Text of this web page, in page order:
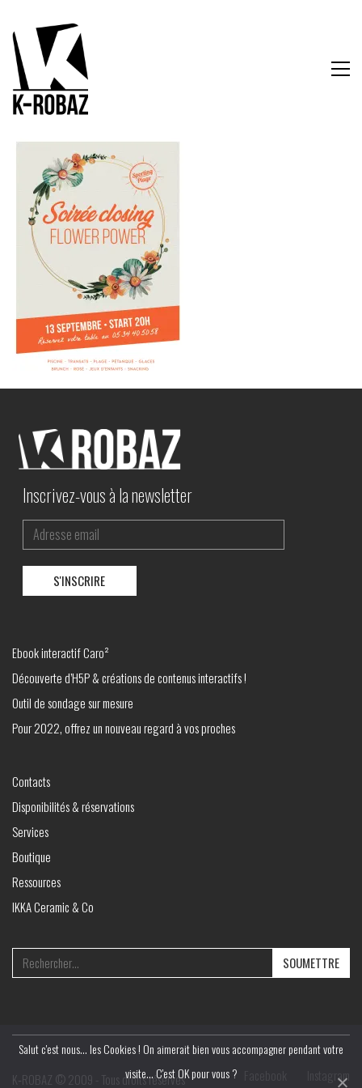
Inscrivez-vous à la newsletter
Ebook interactif Caro²
Découverte d’H5P & créations de contenus interactifs !
Outil de sondage sur mesure
Pour 2022, offrez un nouveau regard à vos proches
Contacts
Disponibilités & réservations
Services
Boutique
Ressources
IKKA Ceramic & Co
Search
for:
Instagram
K‑ROBAZ © 2009 - Tous droits réservés
Salut c'est nous... les Cookies ! On aimerait bien vous accompagner pendant votre
visite... C'est OK pour vous ?